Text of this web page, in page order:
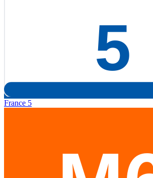
France 5